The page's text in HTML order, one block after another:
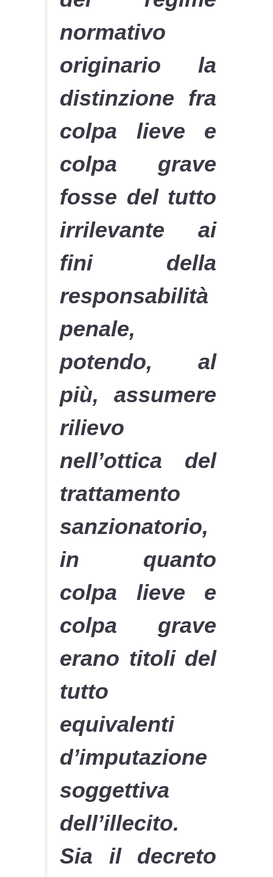
normativo
originario la
distinzione fra
colpa lieve e
colpa grave
fosse del tutto
irrilevante ai
fini della
responsabilità
penale,
potendo, al
più, assumere
rilievo
nell’ottica del
trattamento
sanzionatorio,
in quanto
colpa lieve e
colpa grave
erano titoli del
tutto
equivalenti
d’imputazione
soggettiva
dell’illecito.
Sia il decreto